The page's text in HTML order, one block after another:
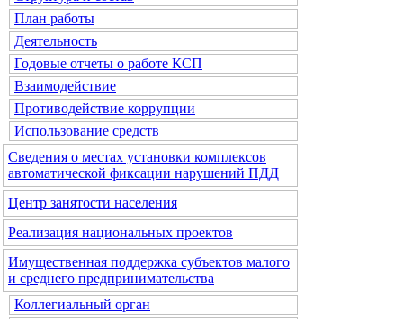
План работы
Деятельность
Годовые отчеты о работе КСП
Взаимодействие
Противодействие коррупции
Использование средств
Сведения о местах установки комплексов
автоматической фиксации нарушений ПДД
Центр занятости населения
Реализация национальных проектов
Имущественная поддержка субъектов малого
и среднего предпринимательства
Коллегиальный орган